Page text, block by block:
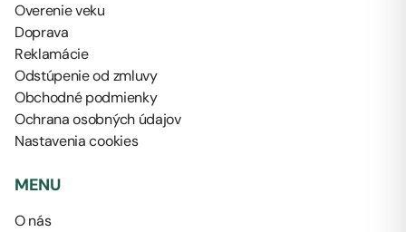
Overenie veku
Doprava
Reklamácie
Odstúpenie od zmluvy
Obchodné podmienky
Ochrana osobných údajov
Nastavenia cookies
MENU
O nás